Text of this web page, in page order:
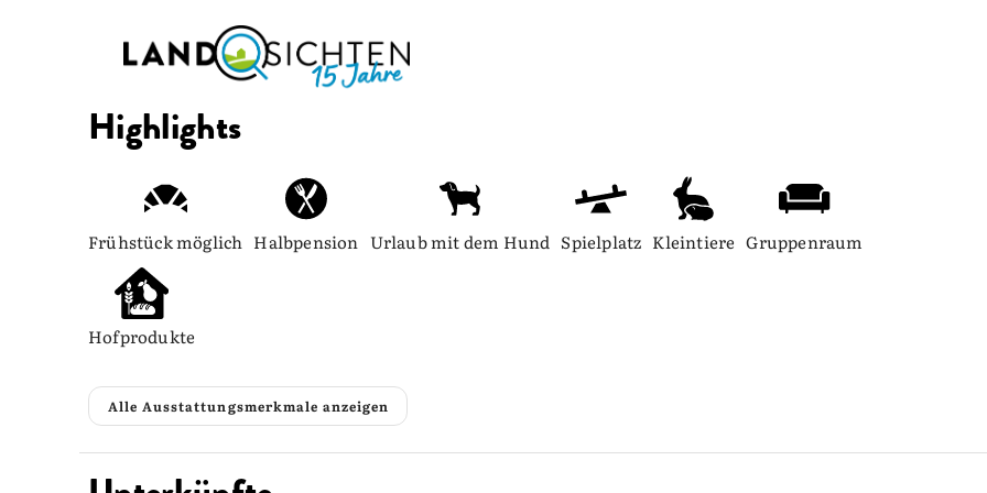
Highlights
Frühstück möglich Halbpension Urlaub mit dem Hund Spielplatz Kleintiere Gruppenraum
Hofprodukte
Alle Ausstattungsmerkmale anzeigen